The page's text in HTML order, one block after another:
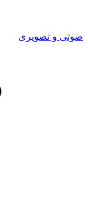
صوتی و تصویری